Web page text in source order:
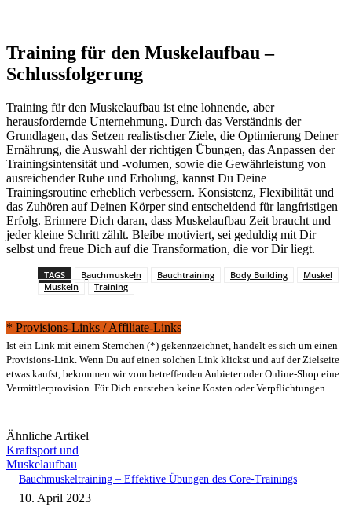
Training für den Muskelaufbau –
Schlussfolgerung
Training für den Muskelaufbau ist eine lohnende, aber
herausfordernde Unternehmung. Durch das Verständnis der
Grundlagen, das Setzen realistischer Ziele, die Optimierung Deiner
Ernährung, die Auswahl der richtigen Übungen, das Anpassen der
Trainingsintensität und -volumen, sowie die Gewährleistung von
ausreichender Ruhe und Erholung, kannst Du Deine
Trainingsroutine erheblich verbessern. Konsistenz, Flexibilität und
das Zuhören auf Deinen Körper sind entscheidend für langfristigen
Erfolg. Erinnere Dich daran, dass Muskelaufbau Zeit braucht und
jeder kleine Schritt zählt. Bleibe motiviert, sei geduldig mit Dir
selbst und freue Dich auf die Transformation, die vor Dir liegt.
TAGS Bauchmuskeln Bauchtraining Body Building
Muskel
Muskeln
Training
* Provisions-Links / Affiliate-Links
Ist ein Link mit einem Sternchen (*) gekennzeichnet, handelt es sich um einen
Provisions-Link. Wenn Du auf einen solchen Link klickst und auf der Zielseite
etwas kaufst, bekommen wir vom betreffenden Anbieter oder Online-Shop eine
Vermittlerprovision. Für Dich entstehen keine Kosten oder Verpflichtungen.
Ähnliche Artikel
Kraftsport und
Muskelaufbau
Bauchmuskeltraining – Effektive Übungen des Core-Trainings
10. April 2023